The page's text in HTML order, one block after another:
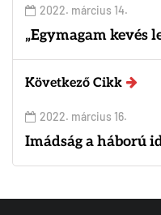
2022. március 14.
„Egymagam kevés
Következő Cikk
2022. március 16.
Imádság a háború